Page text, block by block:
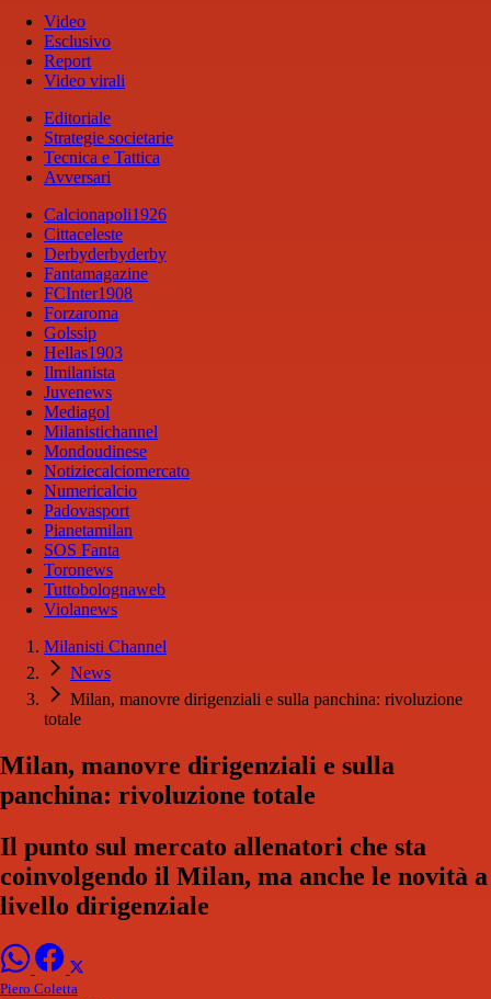
Video
Esclusivo
Report
Video virali
Editoriale
Strategie societarie
Tecnica e Tattica
Avversari
Calcionapoli1926
Cittaceleste
Derbyderbyderby
Fantamagazine
FCInter1908
Forzaroma
Golssip
Hellas1903
Ilmilanista
Juvenews
Mediagol
Milanistichannel
Mondoudinese
Notiziecalciomercato
Numericalcio
Padovasport
Pianetamilan
SOS Fanta
Toronews
Tuttobolognaweb
Violanews
Milanisti Channel
News
Milan, manovre dirigenziali e sulla panchina: rivoluzione
totale
Milan, manovre dirigenziali e sulla
panchina: rivoluzione totale
Il punto sul mercato allenatori che sta
coinvolgendo il Milan, ma anche le novità a
livello dirigenziale
Piero Coletta